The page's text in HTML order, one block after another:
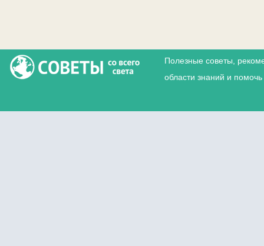
Полезные советы,
области знаний и